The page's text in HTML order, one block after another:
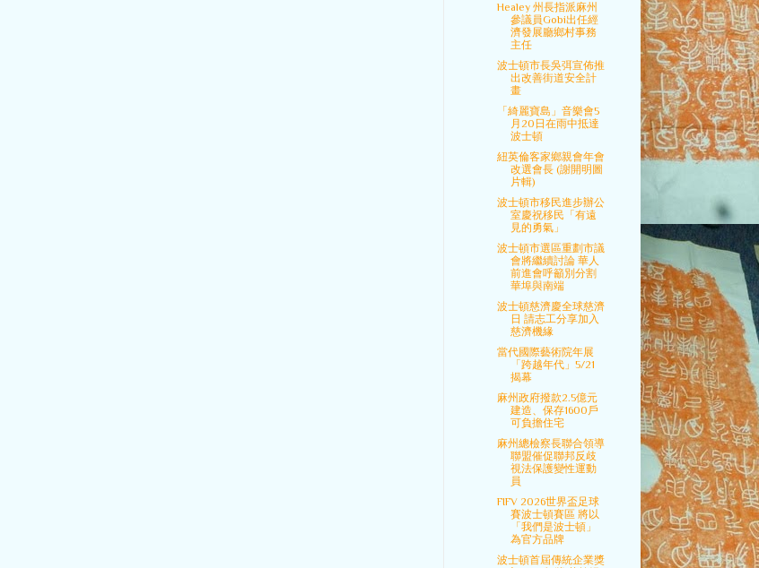
Healey 州長指派麻州
參議員Gobi出任經
濟發展廳鄉村事務
主任
波士頓市長吳弭宣佈推
出改善街道安全計
畫
「綺麗寶島」音樂會5
月20日在雨中抵達
波士頓
紐英倫客家鄉親會年會
改選會長 (謝開明圖
片輯)
波士頓市移民進步辦公
室慶祝移民「有遠
見的勇氣」
波士頓市選區重劃市議
會將繼續討論 華人
前進會呼籲別分割
華埠與南端
波士頓慈濟慶全球慈濟
日 請志工分享加入
慈濟機緣
當代國際藝術院年展
「跨越年代」5/21
揭幕
麻州政府撥款2.5億元
建造、保存1600戶
可負擔住宅
麻州總檢察長聯合領導
聯盟催促聯邦反歧
視法保護變性運動
員
FIFV 2026世界盃足球
賽波士頓賽區 將以
「我們是波士頓」
為官方品牌
波士頓首屆傳統企業獎